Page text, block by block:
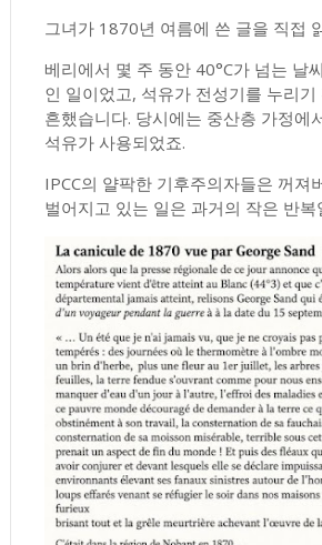
그녀가 1870년 여름에 쓴 글을 직접
베리에서 몇 주 동안 40°C가 넘는 날
인 일이었고, 석유가 전성기를 누리
흔했습니다. 당시에는 중산층 가정에
석유가 사용되었죠.
IPCC의 얄팍한 기후주의자들은 꺼져
벌어지고 있는 일은 과거의 작은 반복